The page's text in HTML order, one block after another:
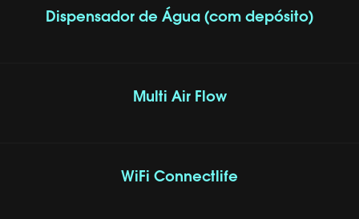
Dispensador de Água (com depósito)
Multi Air Flow
WiFi Connectlife